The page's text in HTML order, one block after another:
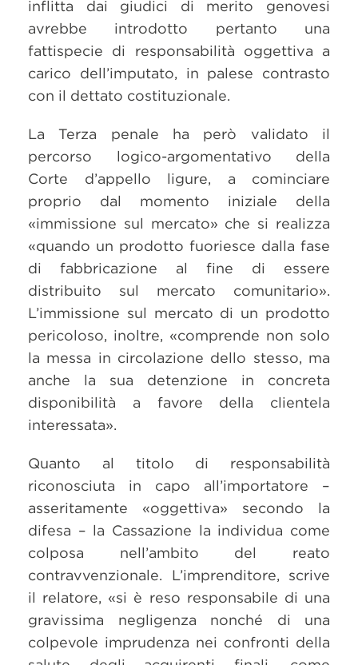
inflitta dai giudici di merito genovesi
avrebbe introdotto pertanto una
fattispecie di responsabilità oggettiva a
carico dell’imputato, in palese contrasto
con il dettato costituzionale.
La Terza penale ha però validato il
percorso logico-argomentativo della
Corte d’appello ligure, a cominciare
proprio dal momento iniziale della
«immissione sul mercato» che si realizza
«quando un prodotto fuoriesce dalla fase
di fabbricazione al fine di essere
distribuito sul mercato comunitario».
L’immissione sul mercato di un prodotto
pericoloso, inoltre, «comprende non solo
la messa in circolazione dello stesso, ma
anche la sua detenzione in concreta
disponibilità a favore della clientela
interessata».
Quanto al titolo di responsabilità
riconosciuta in capo all’importatore –
asseritamente «oggettiva» secondo la
difesa – la Cassazione la individua come
colposa nell’ambito del reato
contravvenzionale. L’imprenditore, scrive
il relatore, «si è reso responsabile di una
gravissima negligenza nonché di una
colpevole imprudenza nei confronti della